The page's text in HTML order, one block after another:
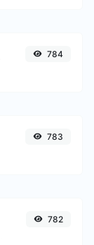
784
783
782